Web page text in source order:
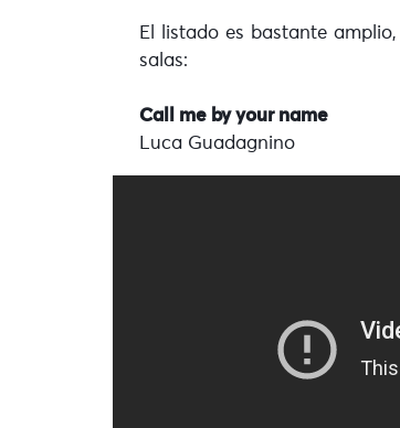
El listado es bastante
salas:
Call me by your name
Luca Guadagnino